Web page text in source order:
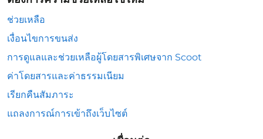
ช่วยเหลือ
เงื่อนไขการขนส่ง
การดูแลและช่วยเหลือผู้โดยสารพิเศษจาก Scoot
ค่าโดยสารและค่าธรรมเนียม
เรียกคืนสัมภาระ
แถลงการณ์การเข้าถึงเว็บไซต์